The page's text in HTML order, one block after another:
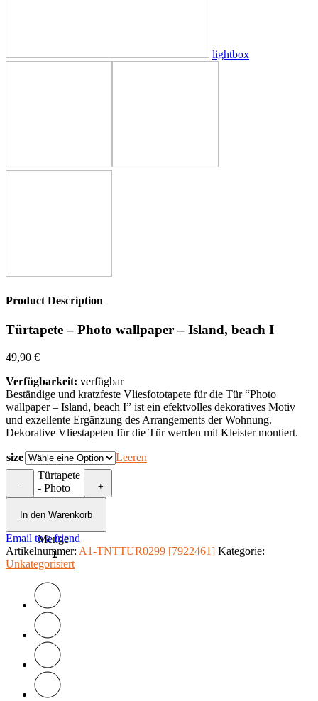
lightbox
Product Description
Türtapete – Photo wallpaper – Island, beach I
49,90 €
Verfügbarkeit: verfügbar
Beständige und kratzfeste Vliesfototapete für die Tür “Photo
wallpaper – Island, beach I” ist ein efektvolles dekoratives Motiv
und exzellente Ergänzung des Arrangements der Wohnung.
Dekorative Vliestapeten für die Tür werden mit Kleister montiert.
size Leeren
-
Türtapete
- Photo
wallpaper
- Island,
Menge
+
In den Warenkorb
Email to a friend
Artikelnummer: A1-TNTTUR0299 [7922461] Kategorie:
Unkategorisiert